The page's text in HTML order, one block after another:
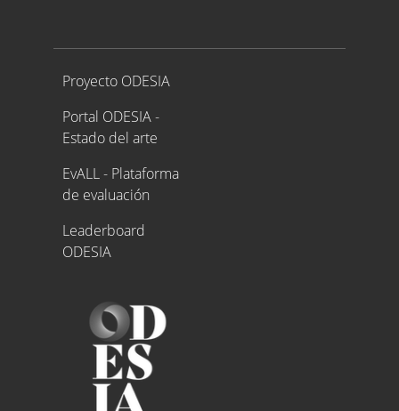
Proyecto ODESIA
Proyecto ODESIA
Portal ODESIA -
Estado del arte
EvALL - Plataforma
de evaluación
Leaderboard
ODESIA